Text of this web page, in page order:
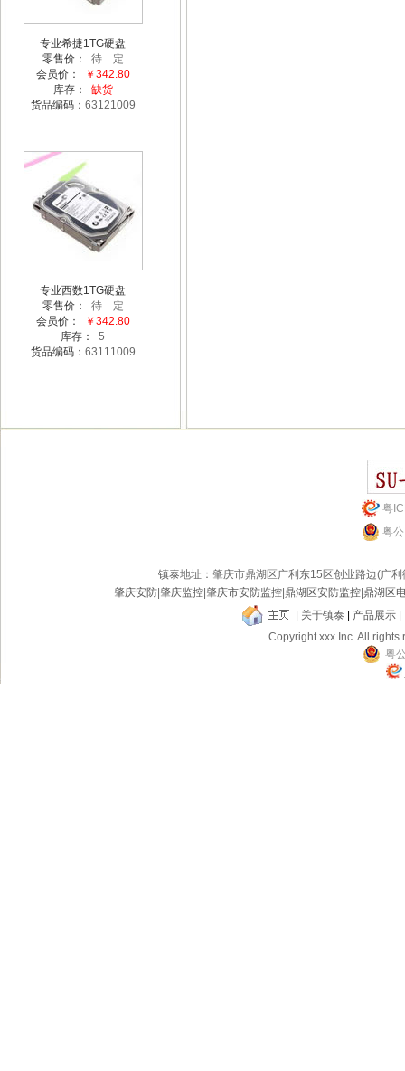
专业希捷1TG硬盘
零售价： 待 定
会员价：
￥342.80
库存： 缺货
货品编码： 63121009
专业西数1TG硬盘
零售价： 待 定
会员价：
￥342.80
库存：5
货品编码： 63111009
粤
粤
镇泰地址：肇庆市鼎湖区广利东15区创业路边(广
肇庆安防 |肇庆监控 |肇庆市安防监控 鼎湖区安防监控 鼎湖区
关于镇泰 产品展示
Copyright xxx Inc. All rights
粤